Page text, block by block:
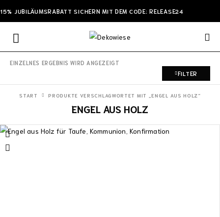
15% JUBILÄUMSRABATT SICHERN MIT DEM CODE: RELEASE24
EINZELNES ERGEBNIS WIRD ANGEZEIGT
FILTER
ENGEL AUS HOLZ
START PRODUKTE VERSCHLAGWORTET MIT „ENGEL AUS HOLZ“